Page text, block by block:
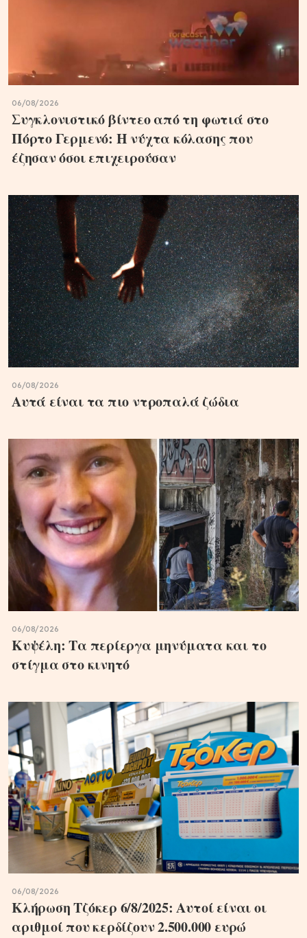
06/08/2026
Συγκλονιστικό βίντεο από τη φωτιά στο
Πόρτο Γερμενό: Η νύχτα κόλασης που
έζησαν όσοι επιχειρούσαν
06/08/2026
Αυτά είναι τα πιο ντροπαλά ζώδια
06/08/2026
Κυψέλη: Τα περίεργα μηνύματα και το
στίγμα στο κινητό
06/08/2026
Κλήρωση Τζόκερ 6/8/2025: Αυτοί είναι οι
αριθμοί που κερδίζουν 2.500.000 ευρώ